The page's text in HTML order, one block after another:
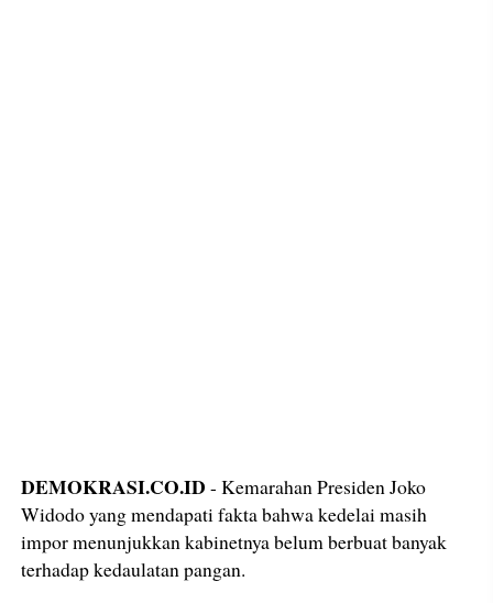
DEMOKRASI.CO.ID - Kemarahan Presiden Joko
Widodo yang mendapati fakta bahwa kedelai masih
impor menunjukkan kabinetnya belum berbuat banyak
terhadap kedaulatan pangan.